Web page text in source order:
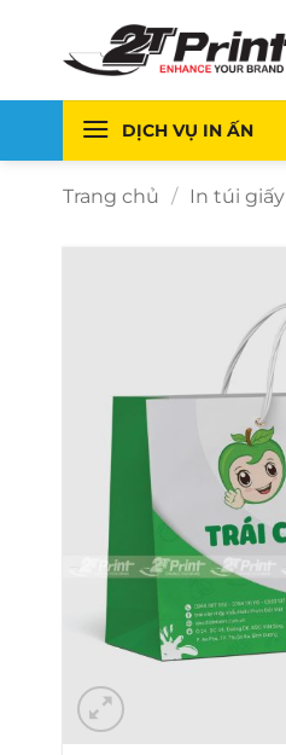
dung
DỊCH VỤ IN ẤN
Trang chủ / In túi giấy